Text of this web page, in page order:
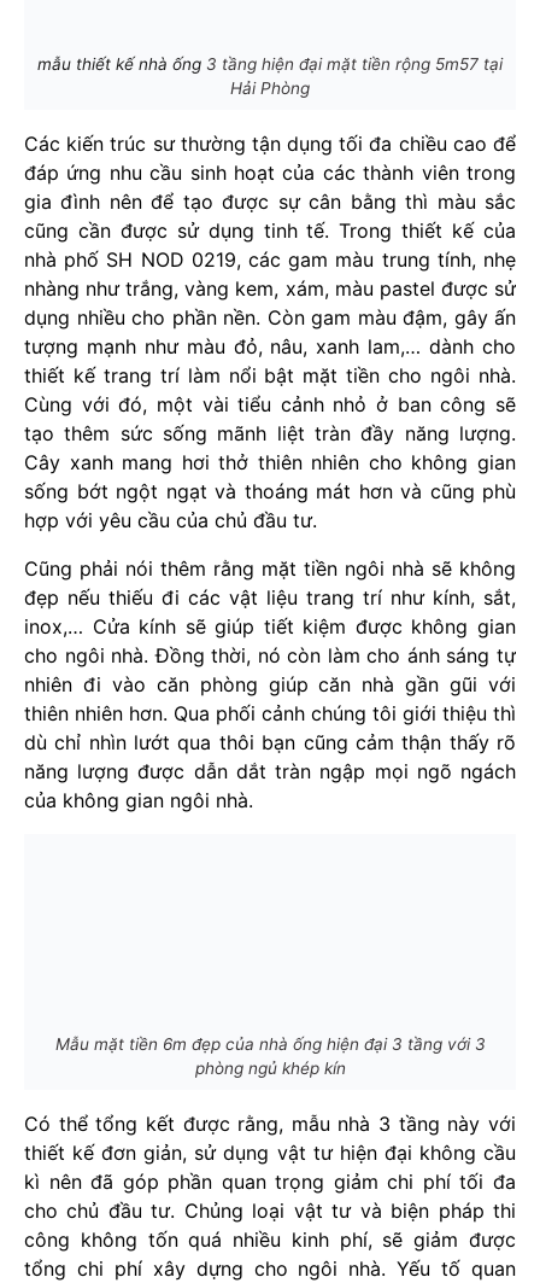
mẫu thiết kế nhà ống 3 tầng hiện đại mặt tiền rộng 5m57 tại
Hải Phòng
Các kiến trúc sư thường tận dụng tối đa chiều cao để
đáp ứng nhu cầu sinh hoạt của các thành viên trong
gia đình nên để tạo được sự cân bằng thì màu sắc
cũng cần được sử dụng tinh tế. Trong thiết kế của
nhà phố SH NOD 0219, các gam màu trung tính, nhẹ
nhàng như trắng, vàng kem, xám, màu pastel được sử
dụng nhiều cho phần nền. Còn gam màu đậm, gây ấn
tượng mạnh như màu đỏ, nâu, xanh lam,… dành cho
thiết kế trang trí làm nổi bật mặt tiền cho ngôi nhà.
Cùng với đó, một vài tiểu cảnh nhỏ ở ban công sẽ
tạo thêm sức sống mãnh liệt tràn đầy năng lượng.
Cây xanh mang hơi thở thiên nhiên cho không gian
sống bớt ngột ngạt và thoáng mát hơn và cũng phù
hợp với yêu cầu của chủ đầu tư.
Cũng phải nói thêm rằng mặt tiền ngôi nhà sẽ không
đẹp nếu thiếu đi các vật liệu trang trí như kính, sắt,
inox,… Cửa kính sẽ giúp tiết kiệm được không gian
cho ngôi nhà. Đồng thời, nó còn làm cho ánh sáng tự
nhiên đi vào căn phòng giúp căn nhà gần gũi với
thiên nhiên hơn. Qua phối cảnh chúng tôi giới thiệu thì
dù chỉ nhìn lướt qua thôi bạn cũng cảm thận thấy rõ
năng lượng được dẫn dắt tràn ngập mọi ngõ ngách
của không gian ngôi nhà.
Mẫu mặt tiền 6m đẹp của nhà ống hiện đại 3 tầng với 3
phòng ngủ khép kín
Có thể tổng kết được rằng, mẫu nhà 3 tầng này với
thiết kế đơn giản, sử dụng vật tư hiện đại không cầu
kì nên đã góp phần quan trọng giảm chi phí tối đa
cho chủ đầu tư. Chủng loại vật tư và biện pháp thi
công không tốn quá nhiều kinh phí, sẽ giảm được
tổng chi phí xây dựng cho ngôi nhà. Yếu tố quan